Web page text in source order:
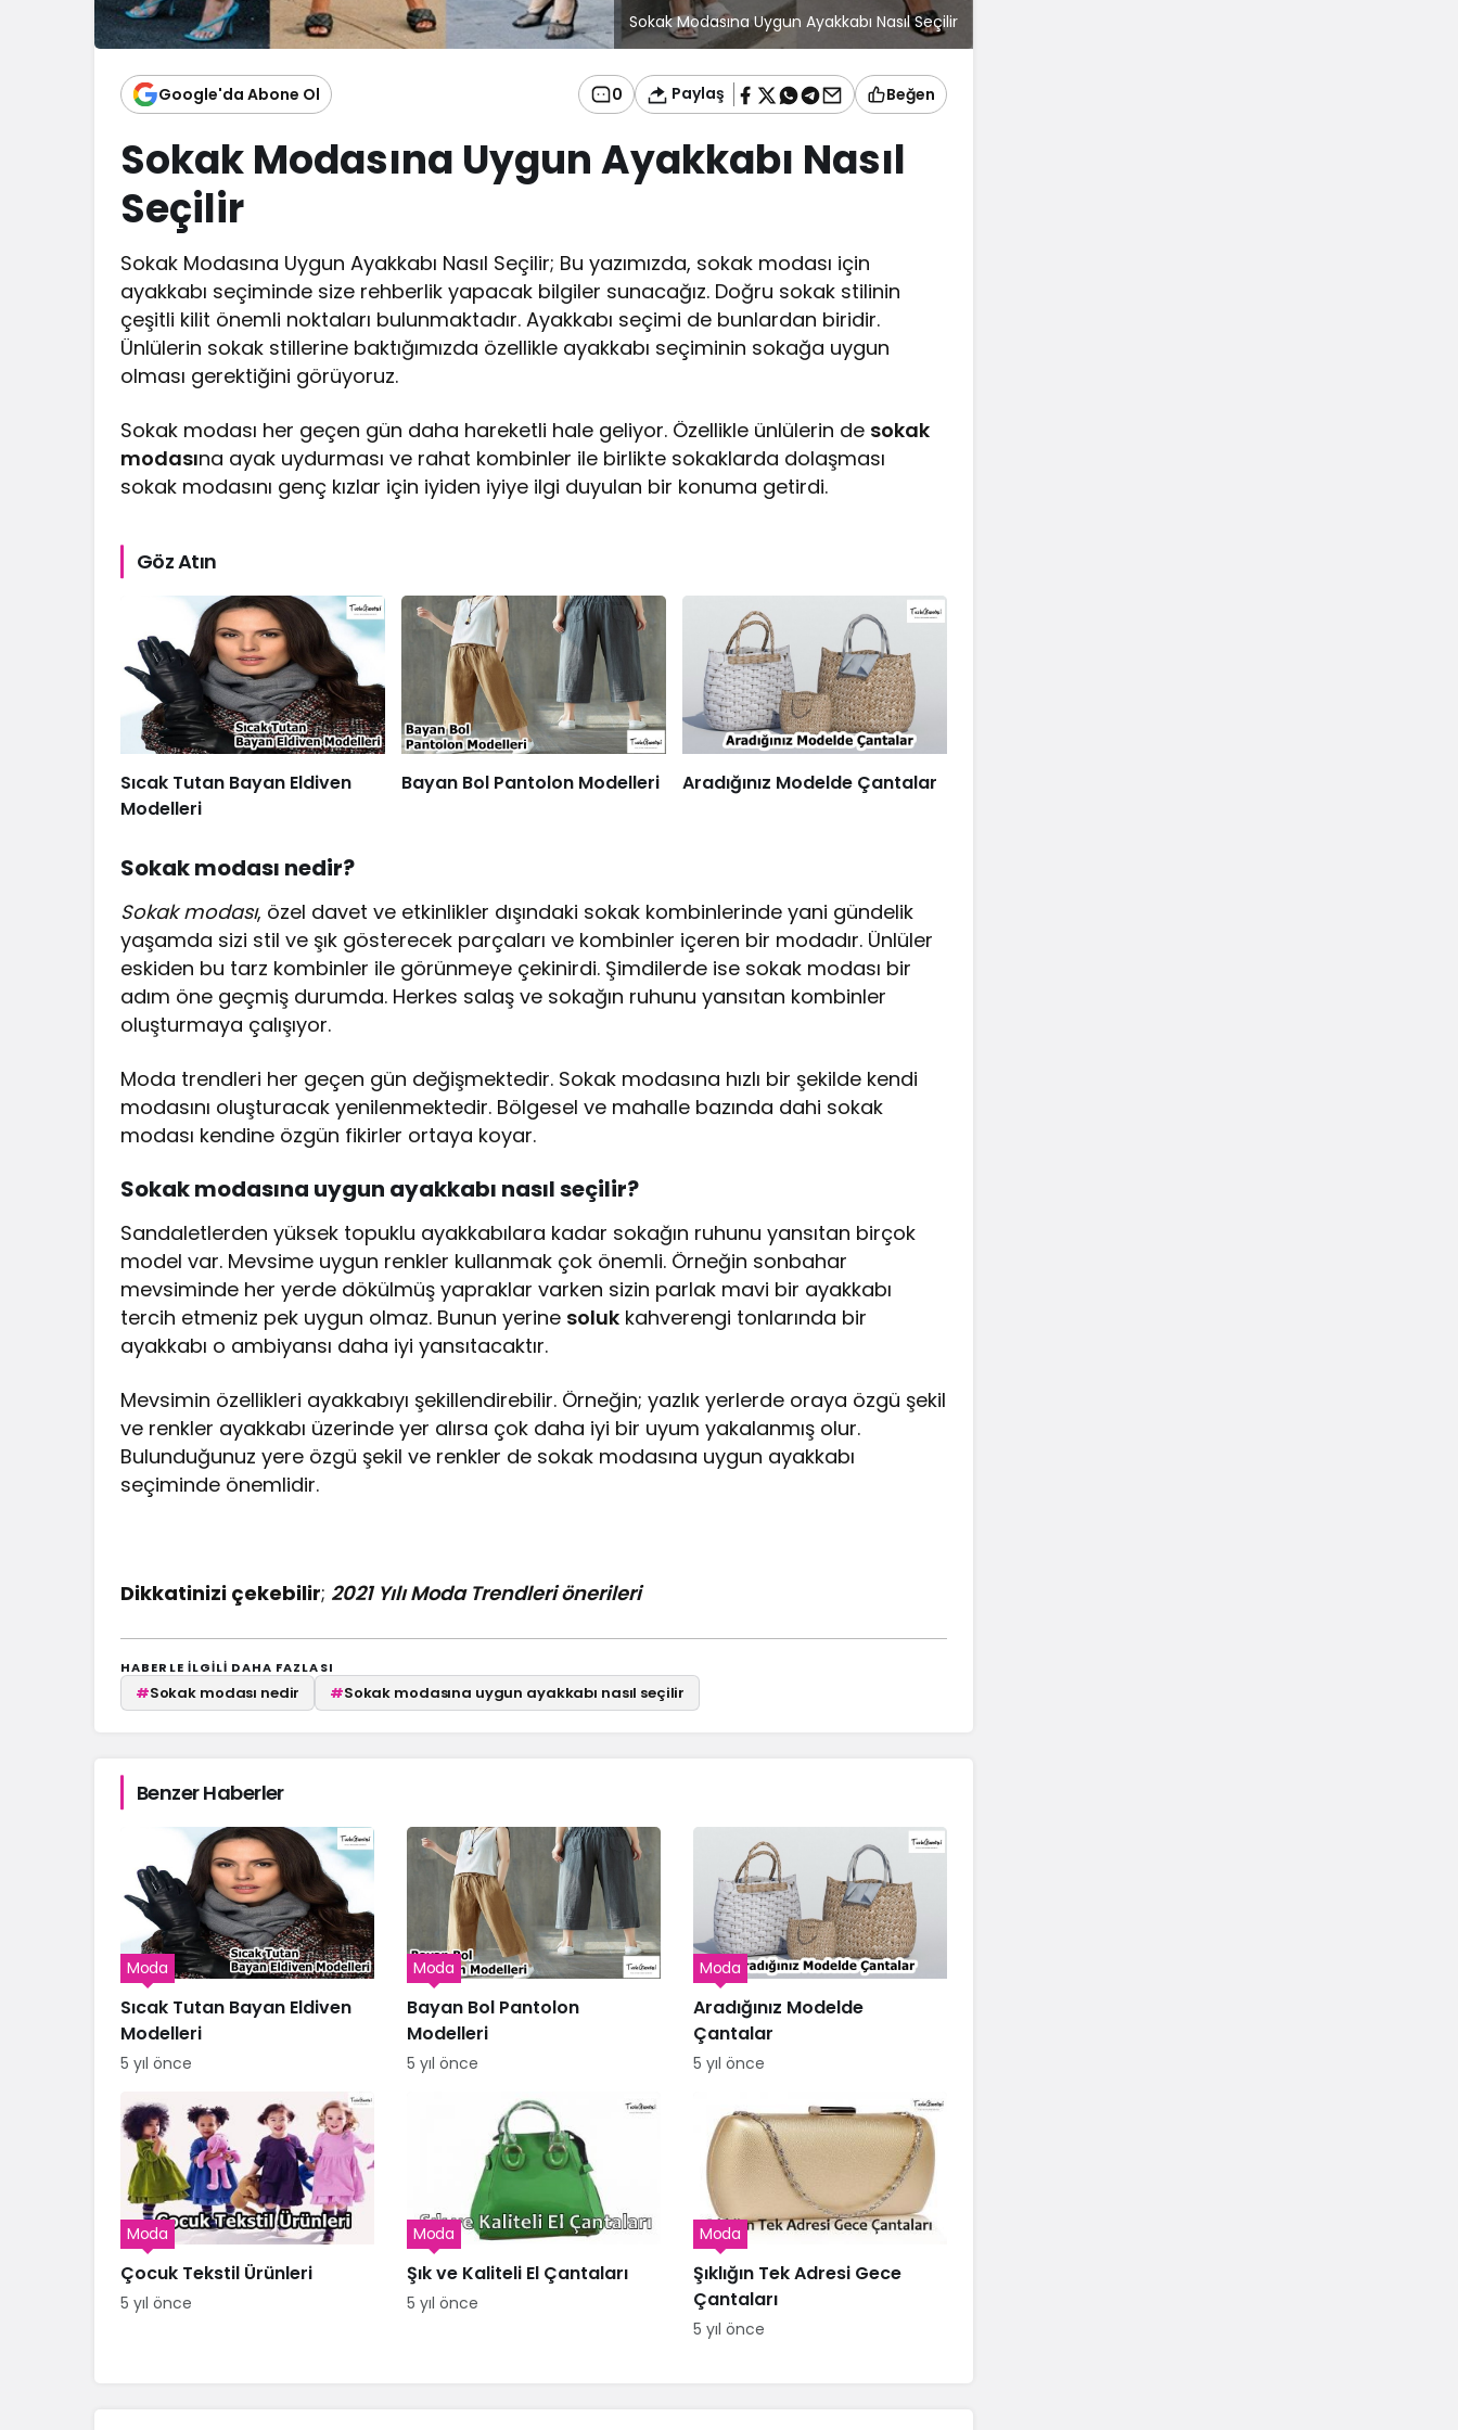
Sokak Modasına Uygun Ayakkabı Nasıl Seçilir
Google'da Abone Ol 0 Paylaş Beğen
Sokak Modasına Uygun Ayakkabı Nasıl
Seçilir
Sokak Modasına Uygun Ayakkabı Nasıl Seçilir; Bu yazımızda, sokak modası için
ayakkabı seçiminde size rehberlik yapacak bilgiler sunacağız. Doğru sokak stilinin
çeşitli kilit önemli noktaları bulunmaktadır. Ayakkabı seçimi de bunlardan biridir.
Ünlülerin sokak stillerine baktığımızda özellikle ayakkabı seçiminin sokağa uygun
olması gerektiğini görüyoruz.
Sokak modası her geçen gün daha hareketli hale geliyor. Özellikle ünlülerin de sokak
modasına ayak uydurması ve rahat kombinler ile birlikte sokaklarda dolaşması
sokak modasını genç kızlar için iyiden iyiye ilgi duyulan bir konuma getirdi.
Göz Atın
Sıcak Tutan Bayan Eldiven
Modelleri
Bayan Bol Pantolon Modelleri Aradığınız Modelde Çantalar
Sokak modası nedir?
Sokak modası, özel davet ve etkinlikler dışındaki sokak kombinlerinde yani gündelik
yaşamda sizi stil ve şık gösterecek parçaları ve kombinler içeren bir modadır. Ünlüler
eskiden bu tarz kombinler ile görünmeye çekinirdi. Şimdilerde ise sokak modası bir
adım öne geçmiş durumda. Herkes salaş ve sokağın ruhunu yansıtan kombinler
oluşturmaya çalışıyor.
Moda trendleri her geçen gün değişmektedir. Sokak modasına hızlı bir şekilde kendi
modasını oluşturacak yenilenmektedir. Bölgesel ve mahalle bazında dahi sokak
modası kendine özgün fikirler ortaya koyar.
Sokak modasına uygun ayakkabı nasıl seçilir?
Sandaletlerden yüksek topuklu ayakkabılara kadar sokağın ruhunu yansıtan birçok
model var. Mevsime uygun renkler kullanmak çok önemli. Örneğin sonbahar
mevsiminde her yerde dökülmüş yapraklar varken sizin parlak mavi bir ayakkabı
tercih etmeniz pek uygun olmaz. Bunun yerine soluk kahverengi tonlarında bir
ayakkabı o ambiyansı daha iyi yansıtacaktır.
Mevsimin özellikleri ayakkabıyı şekillendirebilir. Örneğin; yazlık yerlerde oraya özgü şekil
ve renkler ayakkabı üzerinde yer alırsa çok daha iyi bir uyum yakalanmış olur.
Bulunduğunuz yere özgü şekil ve renkler de sokak modasına uygun ayakkabı
seçiminde önemlidir.
Dikkatinizi çekebilir; 2021 Yılı Moda Trendleri önerileri
HABERLE ILGILI DAHA FAZLASI
#Sokak modası nedir #Sokak modasına uygun ayakkabı nasıl seçilir
Benzer Haberler
Sıcak Tutan Bayan Eldiven
Modelleri
Moda
5 yıl önce
Bayan Bol Pantolon
Modelleri
Moda
5 yıl önce
Aradığınız Modelde
Çantalar
Moda
5 yıl önce
Çocuk Tekstil Ürünleri
Moda
5 yıl önce
Şık ve Kaliteli El Çantaları
Moda
5 yıl önce
Şıklığın Tek Adresi Gece
Çantaları
Moda
5 yıl önce